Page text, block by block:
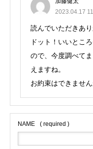
2023.04.17
読んでいただきあ
ドット！いいとこ
ので、今度調べて
えますね。
お約束はできませ
NAME ( required )